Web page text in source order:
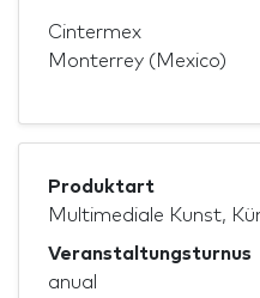
Cintermex
Monterrey (Mexico)
Produktart
Multimediale Kunst,
Veranstaltungsturnus
anual